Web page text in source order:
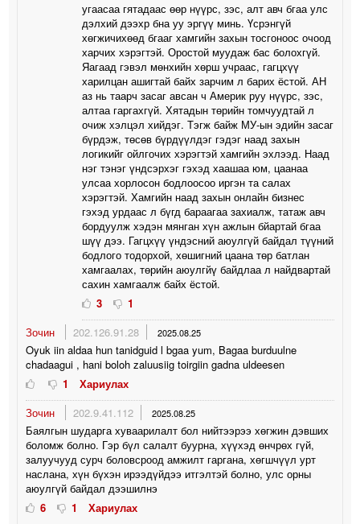
угаасаа гятадаас өөр нүүрс, зэс, алт авч бгаа улс
дэлхий дээхр бна уу эргүү минь. Үсрэнгүй
хөгжичихөөд бгааг хамгийн захын тосгоноос очоод
харчих хэрэгтэй. Оростой муудаж бас болохгүй.
Яагаад гэвэл мөнхийн хөрш учраас, гагцхүү
харилцан ашигтай байх зарчим л барих ёстой. АН
аз нь таарч засаг авсан ч Америк руу нүүрс, зэс,
алтаа гаргахгүй. Хятадын төрийн томчуудтай л
очиж хэлцэл хийдэг. Тэгж байж МУ-ын эдийн засаг
бүрдэж, төсөв бүрдүүлдэг гэдэг наад захын
логикийг ойлгочих хэрэгтэй хамгийн эхлээд. Наад
нэг тэнэг үндсэрхэг гэхэд хаашаа юм, цаанаа
улсаа хорлосон бодлоосоо иргэн та салах
хэрэгтэй. Хамгийн наад захын онлайн бизнес
гэхэд урдаас л бүгд бараагаа захиалж, татаж авч
бордуулж хэдэн мянган хүн ажлын бйартай бгаа
шүү дээ. Гагцхүү үндэсний аюулгүй байдал түүний
бодлого тодорхой, хөшигний цаана төр батлан
хамгаалах, төрийн аюулгйү байдлаа л найдвартай
сахин хамгаалж байх ёстой.
3
1
Зочин
202.126.91.28 2025.08.25
Oyuk iin aldaa hun tanidguid l bgaa yum, Bagaa burduulne
chadaagui , hani boloh zaluusiig toirgiin gadna uldeesen
1
Хариулах
Зочин
202.9.41.112 2025.08.25
Баялгын шударга хуваарилалт бол нийтээрээ хөгжин дэвших
боломж болно. Гэр бүл салалт буурна, хүүхэд өнчрөх гүй,
залуучууд сурч боловсроод амжилт гаргана, хөгшчүүл урт
наслана, хүн бүхэн ирээдүйдээ итгэлтэй болно, улс орны
аюулгүй байдал дээшилнэ
6
1 Хариулах